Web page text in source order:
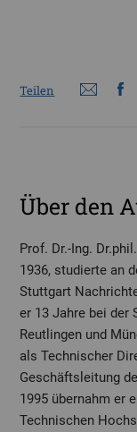
Teilen
Über den
Prof. Dr.-Ing.
1936, studierte an
Stuttgart
er 13 Jahre bei der
Reutlingen und
als Technischer
Geschäftsleitung
1995 übernahm er
Technischen